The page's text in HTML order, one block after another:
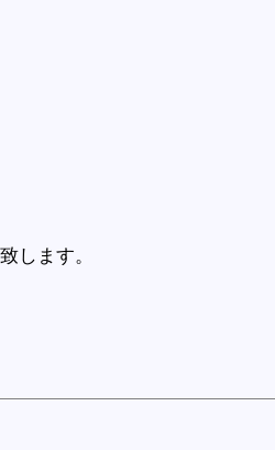
します。